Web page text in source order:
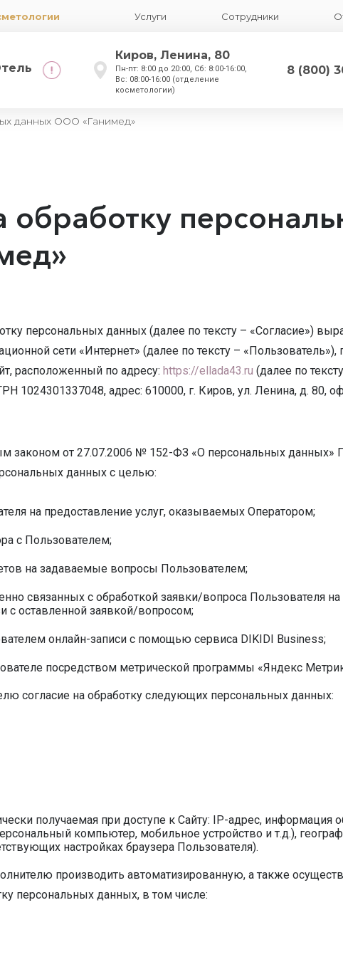
Услуги Сотрудники
Киров, Ленина, 80
Пн-пт: 8:00 до 20:00, Сб: 8:00-16:00,
Вс: 08:00-16:00 (отделение
косметологии)
8 (800)
данных ООО «Ганимед»
обработку
персональных данных (далее по тексту – «Согласие»)
сети «Интернет» (далее по тексту –
расположенный по адресу: https://ellada43.ru (далее по
1024301337048, адрес: 610000, г. Киров, ул. Ленина, д. 80,
законом от 27.07.2006 № 152-ФЗ «О персональных данных»
данных с целью:
на предоставление услуг, оказываемых Оператором;
с Пользователем;
на задаваемые вопросы Пользователем;
связанных с обработкой заявки/вопроса Пользователя
с оставленной заявкой/вопросом;
онлайн-записи с помощью сервиса DIKIDI Business;
посредством метрической программы «Яндекс
согласие на обработку следующих персональных данных:
получаемая при доступе к Сайту: IP-адрес, информация
компьютер, мобильное устройство и т.д.),
настройках браузера Пользователя).
производить автоматизированную, а также
персональных данных, в том числе: